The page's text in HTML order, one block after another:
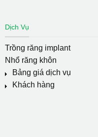
Dịch Vụ
Trồng răng implant
Nhổ răng khôn
Bảng giá dịch vụ
Khách hàng